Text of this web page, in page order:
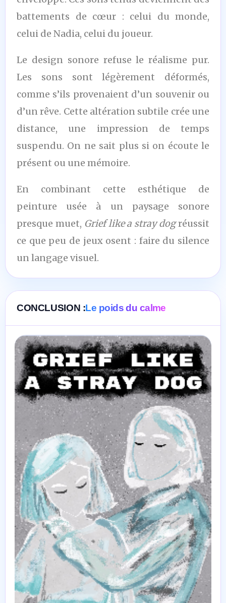
battements de cœur : celui du monde,
celui de Nadia, celui du joueur.
Le design sonore refuse le réalisme pur.
Les sons sont légèrement déformés,
comme s’ils provenaient d’un souvenir ou
d’un rêve. Cette altération subtile crée une
distance, une impression de temps
suspendu. On ne sait plus si on écoute le
présent ou une mémoire.
En combinant cette esthétique de
peinture usée à un paysage sonore
presque muet, Grief like a stray dogréussit
ce que peu de jeux osent : faire du silence
un langage visuel.
CONCLUSION :Le poids du calme